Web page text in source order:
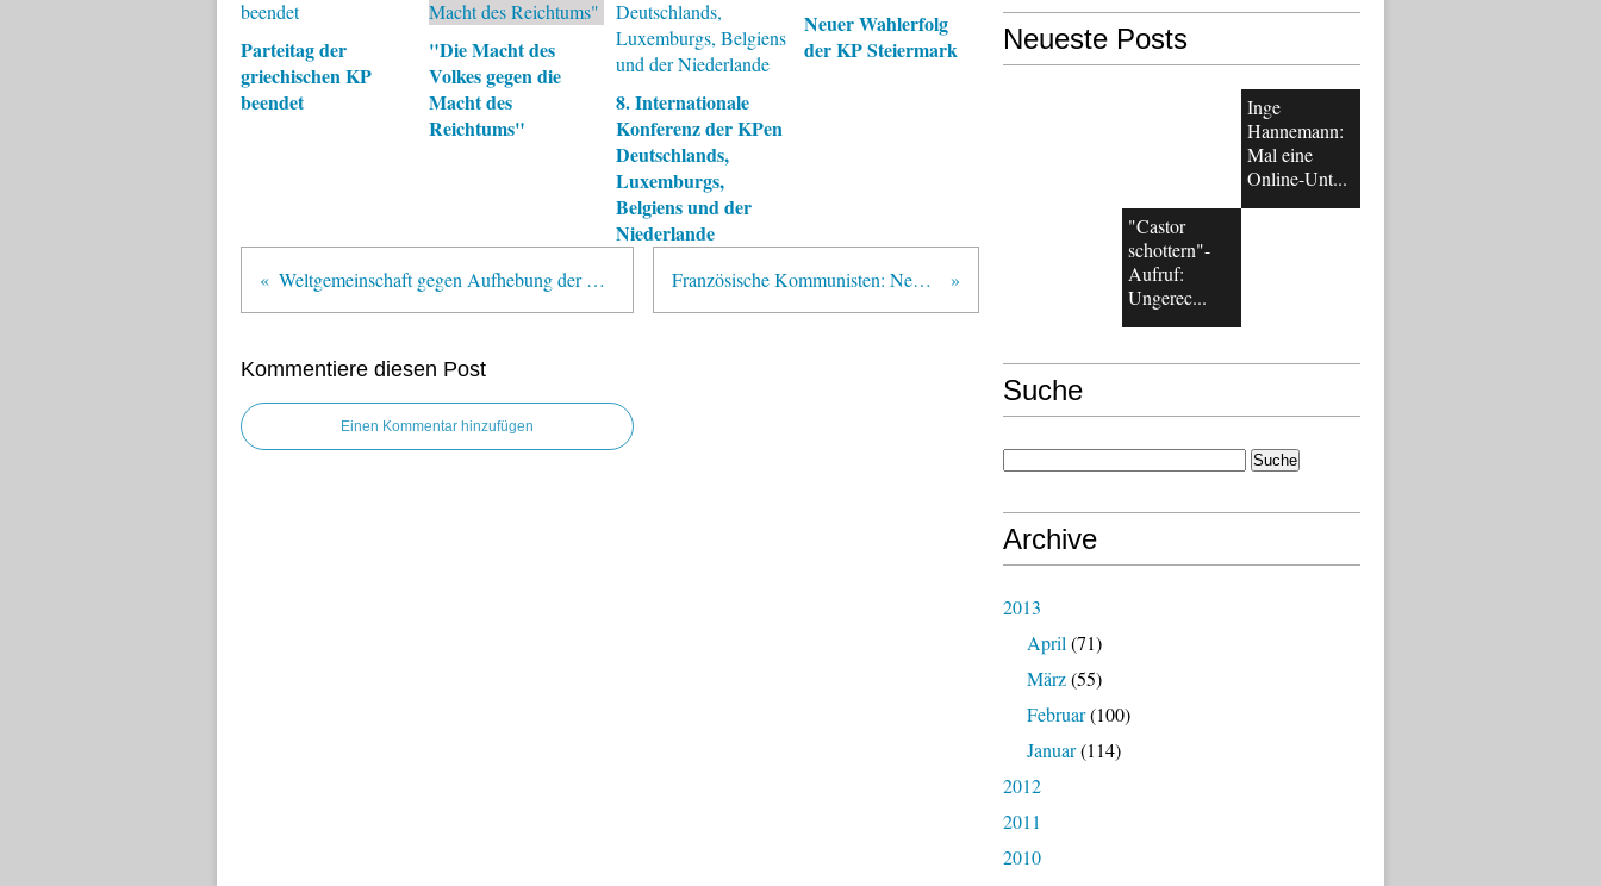
Parteitag der
griechischen KP
beendet
"Die Macht des
Volkes gegen die
Macht des
Reichtums"
8. Internationale
Konferenz der KPen
Deutschlands,
Luxemburgs,
Belgiens und der
Niederlande
Neuer Wahlerfolg
der KP Steiermark
Weltgemeinschaft gegen Aufhebung der Kuba-Blockade Französische Kommunisten: Neuer Aufbruch
Kommentiere diesen Post
Einen Kommentar hinzufügen
Neueste Posts
Inge
Hannemann:
Mal eine
Online-Unt...
"Castor
schottern"-
Aufruf:
Ungerec...
Suche
Archive
2013
April (71)
März(55)
Februar(100)
Januar(114)
2012
2011
2010